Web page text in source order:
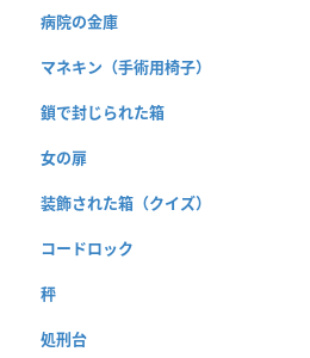
病院の金庫
マネキン（手術用椅子）
鎖で封じられた箱
女の扉
装飾された箱（クイズ）
コードロック
秤
処刑台